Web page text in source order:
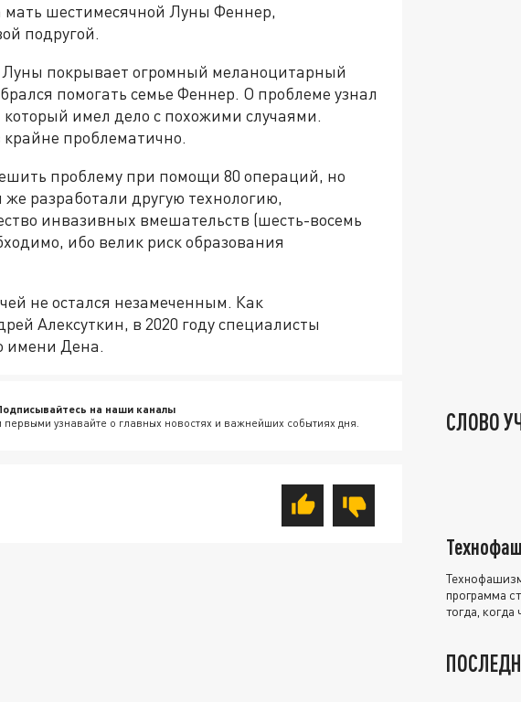
шестимесячной Луны Феннер,
подругой.
покрывает огромный меланоцитарный
помогать семье Феннер. О проблеме узнал
имел дело с похожими случаями.
проблематично.
проблему при помощи 80 операций, но
разработали другую технологию,
инвазивных вмешательств (шесть-восемь
ибо велик риск образования
не остался незамеченным. Как
Алексуткин, в 2020 году специалисты
имени Дена.
на наши каналы
первыми узнавайте о главных новостях и важнейших событиях дня. СЛОВО
программа
тогда, когда